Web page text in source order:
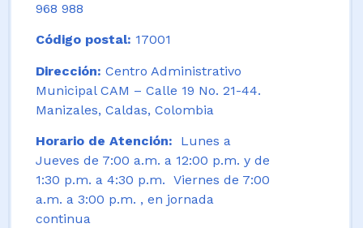
968 988
Código postal: 17001
Dirección: Centro Administrativo
Municipal CAM – Calle 19 No. 21-44.
Manizales, Caldas, Colombia
Horario de Atención: Lunes a
Jueves de 7:00 a.m. a 12:00 p.m. y de
1:30 p.m. a 4:30 p.m. Viernes de 7:00
a.m. a 3:00 p.m. , en jornada
continua